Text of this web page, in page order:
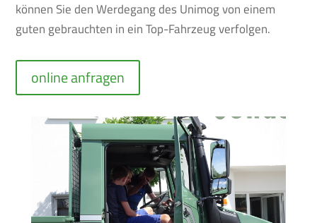
können Sie den Werdegang des Unimog von einem
guten gebrauchten in ein Top-Fahrzeug verfolgen.
online anfragen